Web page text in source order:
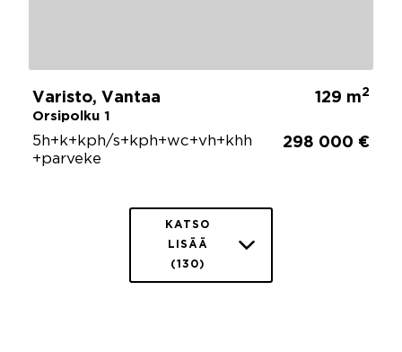
Varisto, Vantaa
Orsipolku 1
129 m2
5h+k+kph/s+kph+wc+vh+khh
+parveke
298 000 €
KATSO
LISÄÄ
(130)